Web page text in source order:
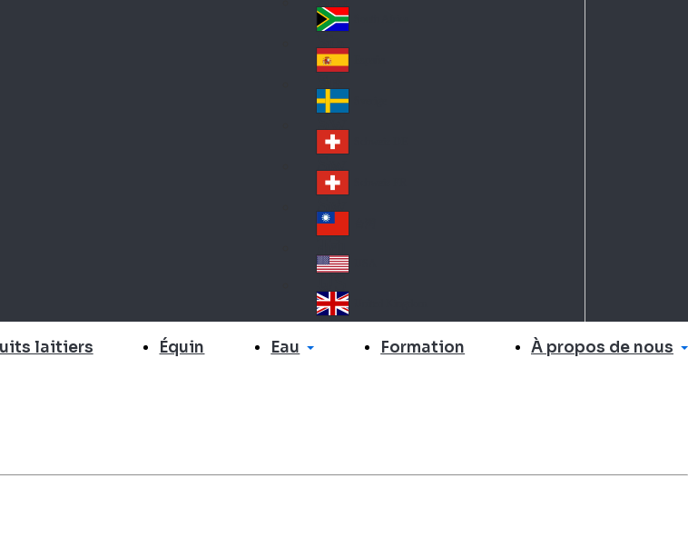
va
kia
So
uth
Af
ric
a
Sp
ain
Sw
ed
en
Sw
itz
erl
an
d
Sw
itz
erl
an
d
wa
n
A
Un
laitiers Équin Eau Formation À propos de nous